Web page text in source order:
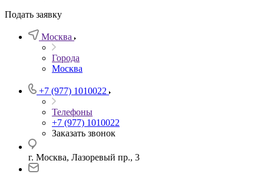
Подать заявку
Москва
Города
Москва
+7 (977) 1010022
Телефоны
+7 (977) 1010022
Заказать звонок
г. Москва, Лазоревый пр., 3